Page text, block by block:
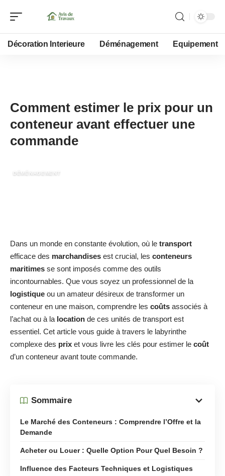
Décoration Interieure Déménagement Equipement
Comment estimer le prix pour un
conteneur avant effectuer une
commande
DÉMÉNAGEMENT
Dans un monde en constante évolution, où le transport
efficace des marchandises est crucial, les conteneurs
maritimes se sont imposés comme des outils
incontournables. Que vous soyez un professionnel de la
logistique ou un amateur désireux de transformer un
conteneur en une maison, comprendre les coûts associés à
l’achat ou à la location de ces unités de transport est
essentiel. Cet article vous guide à travers le labyrinthe
complexe des prix et vous livre les clés pour estimer le coût
d’un conteneur avant toute commande.
Sommaire
Le Marché des Conteneurs : Comprendre l’Offre et la
Demande
Acheter ou Louer : Quelle Option Pour Quel Besoin ?
Influence des Facteurs Techniques et Logistiques